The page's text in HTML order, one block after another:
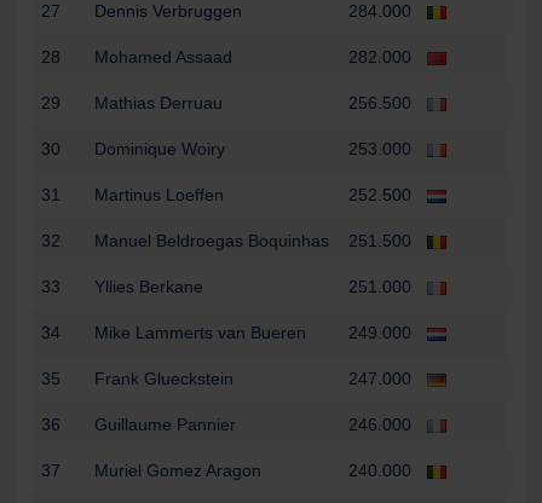
27 Dennis Verbruggen 284.000
28 Mohamed Assaad 282.000
29 Mathias Derruau 256.500
30 Dominique Woiry 253.000
31 Martinus Loeffen 252.500
32 Manuel Beldroegas Boquinhas 251.500
33 Yllies Berkane 251.000
34 Mike Lammerts van Bueren 249.000
35 Frank Glueckstein 247.000
36 Guillaume Pannier 246.000
37 Muriel Gomez Aragon 240.000